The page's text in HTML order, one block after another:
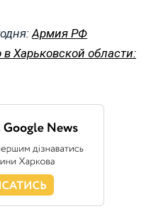
Армия РФ
Харьковской области: